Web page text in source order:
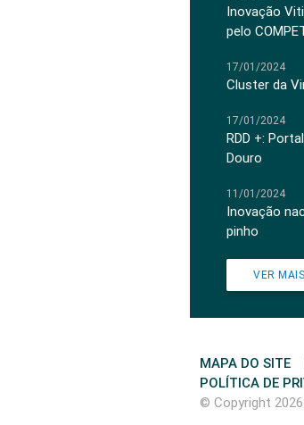
Inovação
pelo
17/01/2024
Cluster da
17/01/2024
RDD +:
Douro
11/01/2024
Inovação
pinho
VER MAIS
MAPA DO SITE
POLÍTICA DE
© Copyright